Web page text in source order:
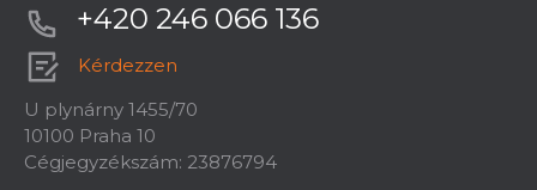
+420 246 066 136
Kérdezzen
U plynárny 1455/70
10100 Praha 10
Cégjegyzékszám: 23876794